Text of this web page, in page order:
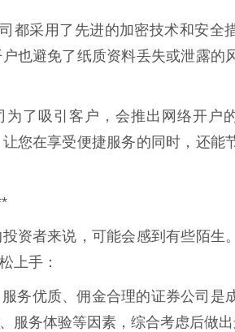
都采用了先进的加密技术和安全
也避免了纸质资料丢失或泄露的
了吸引客户，会推出网络开户
您在享受便捷服务的同时，还能
资者来说，可能会感到有些陌生
上手：
务优质、佣金合理的证券公司是
服务体验等因素，综合考虑后做出